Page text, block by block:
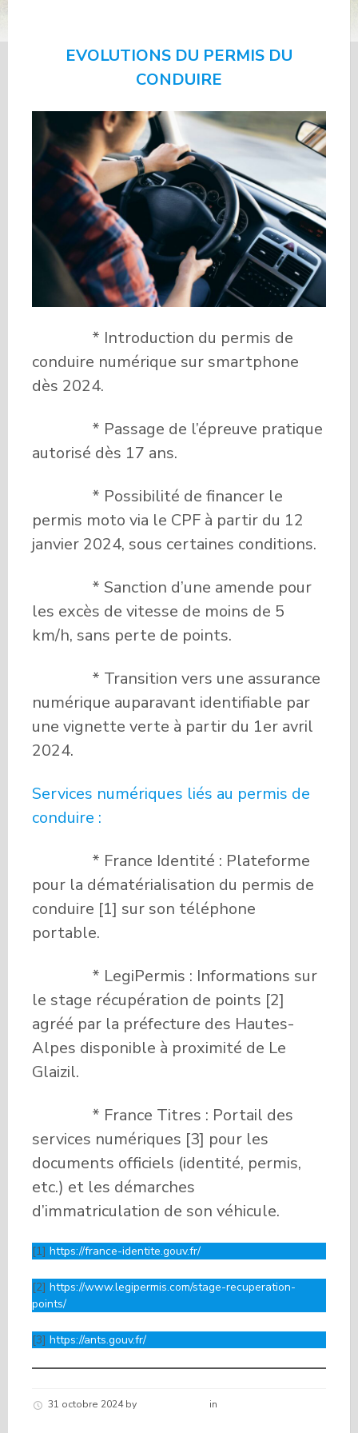
EVOLUTIONS DU PERMIS DU
CONDUIRE
* Introduction du permis de
conduire numérique sur smartphone
dès 2024.
* Passage de l’épreuve pratique
autorisé dès 17 ans.
* Possibilité de financer le
permis moto via le CPF à partir du 12
janvier 2024, sous certaines conditions.
* Sanction d’une amende pour
les excès de vitesse de moins de 5
km/h, sans perte de points.
* Transition vers une assurance
numérique auparavant identifiable par
une vignette verte à partir du 1er avril
2024.
Services numériques liés au permis de
conduire :
* France Identité : Plateforme
pour la dématérialisation du permis de
conduire [1] sur son téléphone
portable.
* LegiPermis : Informations sur
le stage récupération de points [2]
agréé par la préfecture des Hautes-
Alpes disponible à proximité de Le
Glaizil.
* France Titres : Portail des
services numériques [3] pour les
documents officiels (identité, permis,
etc.) et les démarches
d’immatriculation de son véhicule.
[1] https://france-identite.gouv.fr/
[2] https://www.legipermis.com/stage-recuperation-
points/
[3] https://ants.gouv.fr/
31 octobre 2024by in